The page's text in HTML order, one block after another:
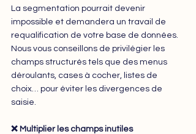
La segmentation pourrait devenir
impossible et demandera un travail de
requalification de votre base de données.
Nous vous conseillons de privilégier les
champs structurés tels que des menus
déroulants, cases à cocher, listes de
choix… pour éviter les divergences de
saisie.
❌ Multiplier les champs inutiles